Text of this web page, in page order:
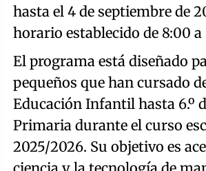
hasta el 4 de septiembre de
horario establecido de 8:00 a
El programa está diseñado
pequeños que han cursado
Educación Infantil hasta 6.º
Primaria durante el curso
2025/2026. Su objetivo es